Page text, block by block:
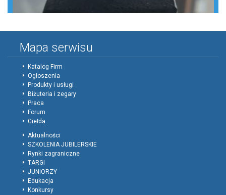
Mapa serwisu
Katalog Firm
Ogłoszenia
Produkty i usługi
Biżuteria i zegary
Praca
Forum
Giełda
Aktualności
SZKOLENIA JUBILERSKIE
Rynki zagraniczne
TARGI
JUNIORZY
Edukacja
Konkursy